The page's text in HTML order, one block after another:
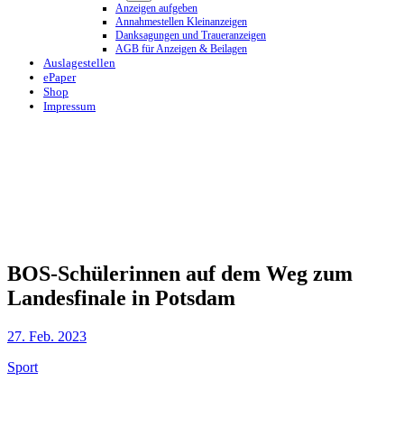
Anzeigen aufgeben
Annahmestellen Kleinanzeigen
Danksagungen und Traueranzeigen
AGB für Anzeigen & Beilagen
Auslagestellen
ePaper
Shop
Impressum
BOS-Schülerinnen auf dem Weg zum
Landesfinale in Potsdam
27. Feb. 2023
Sport